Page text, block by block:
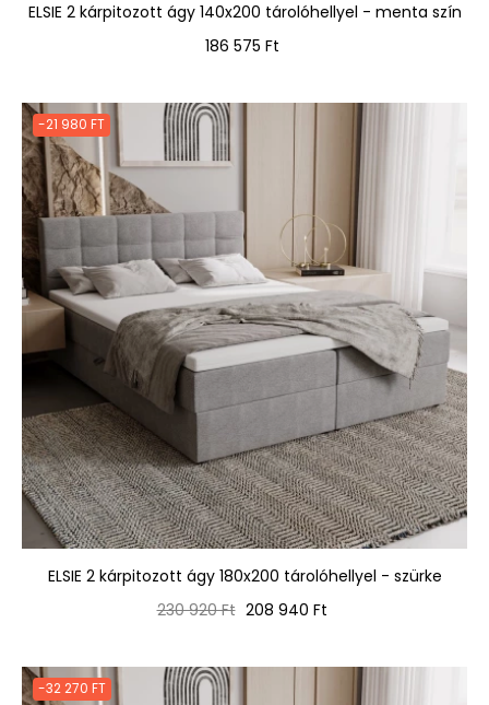
ELSIE 2 kárpitozott ágy 140x200 tárolóhellyel - menta szín
Ár
186 575 Ft
-21 980 FT
ELSIE 2 kárpitozott ágy 180x200 tárolóhellyel - szürke
Normál
230 920 Ft Ár
208 940 Ft
-32 270 FT